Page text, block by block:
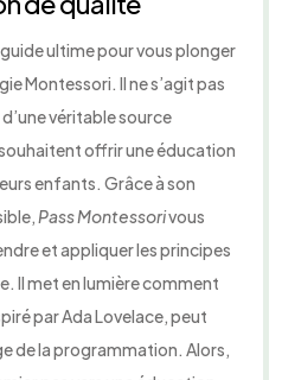
guide ultime pour vous plonger
Montessori. Il ne s’agit pas
véritable source
offrir une éducation
enfants. Grâce à son
Pass Montessorivous
et appliquer les principes
Il met en lumière comment
par Ada Lovelace, peut
de la programmation. Alors,